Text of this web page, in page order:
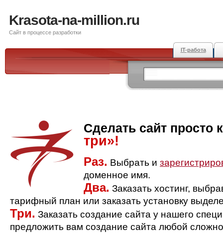
Krasota-na-million.ru
Сайт в процессе разработки
IT-работа
Сделать сайт просто
три»!
Раз. Выбрать и
доменное имя.
Два. Заказать хостинг,
тарифный план или заказать установку
Три. Заказать создание сайта у нашего
предложить вам создание сайта любой